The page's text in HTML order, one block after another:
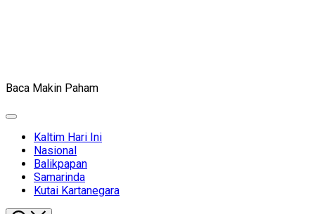
Baca Makin Paham
Expand
Current
Page
Parent
Kaltim Hari Ini
Nasional
Balikpapan
Samarinda
Kutai Kartanegara